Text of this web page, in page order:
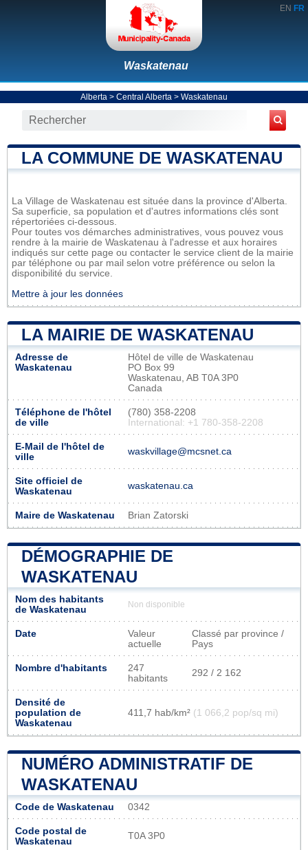
EN FR
Waskatenau
Alberta > Central Alberta > Waskatenau
LA COMMUNE DE WASKATENAU
La Village de Waskatenau est située dans la province d'Alberta.
Sa superficie, sa population et d'autres informations clés sont
répertoriées ci-dessous.
Pour toutes vos démarches administratives, vous pouvez vous
rendre à la mairie de Waskatenau à l'adresse et aux horaires
indiqués sur cette page ou contacter le service client de la mairie
par téléphone ou par mail selon votre préférence ou selon la
disponibilité du service.
Mettre à jour les données
LA MAIRIE DE WASKATENAU
Adresse de
Waskatenau
Hôtel de ville de Waskatenau
PO Box 99
Waskatenau, AB T0A 3P0
Canada
Téléphone de l'hôtel
de ville
(780) 358-2208
International: +1 780-358-2208
E-Mail de l'hôtel de
ville
waskvillage@mcsnet.ca
Site officiel de
Waskatenau
waskatenau.ca
Maire de Waskatenau Brian Zatorski
DÉMOGRAPHIE DE
WASKATENAU
Nom des habitants
de Waskatenau
Non disponible
Date
Valeur
actuelle
Classé par province /
Pays
Nombre d'habitants
247
habitants
292 / 2 162
Densité de
population de
Waskatenau
411,7 hab/km² (1 066,2 pop/sq mi)
NUMÉRO ADMINISTRATIF DE
WASKATENAU
Code de Waskatenau 0342
Code postal de
Waskatenau
T0A 3P0